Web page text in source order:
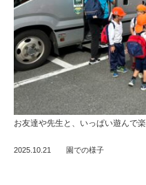
お友達や先生と、いっぱい遊んで
2025.10.21 園での様子